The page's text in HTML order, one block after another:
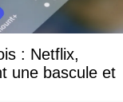
: Netflix,
une bascule et